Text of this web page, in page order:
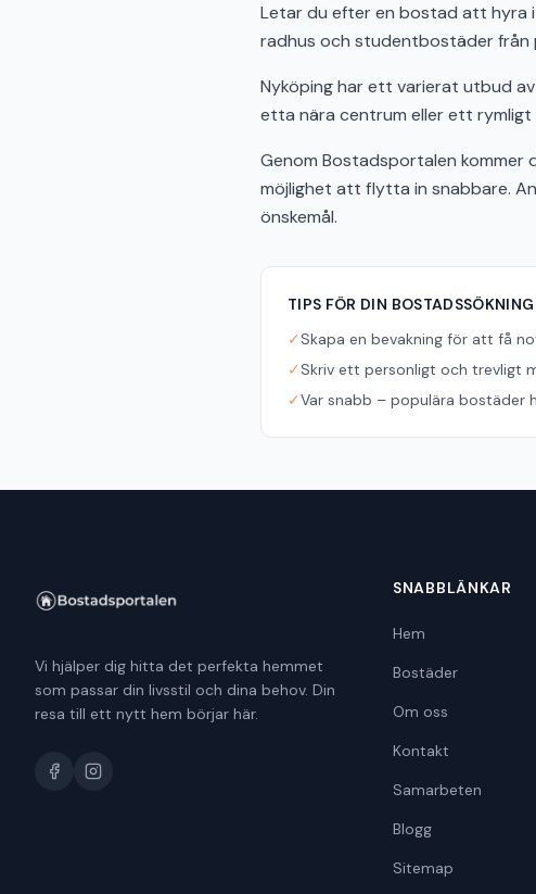
Letar du efter en bostad att hyra i
radhus och studentbostäder från
Nyköping har ett varierat utbud
etta nära centrum eller ett
Genom Bostadsportalen kommer
möjlighet att flytta in snabbare.
önskemål.
TIPS FÖR DIN BOSTADSSÖKNING
✓Skapa en bevakning för att få
✓Skriv ett personligt och trevligt
✓Var snabb – populära bostäder
Vi hjälper dig hitta det perfekta hemmet
som passar din livsstil och dina behov. Din
resa till ett nytt hem börjar här.
SNABBLÄNKAR
Hem
Bostäder
Om oss
Kontakt
Samarbeten
Blogg
Sitemap